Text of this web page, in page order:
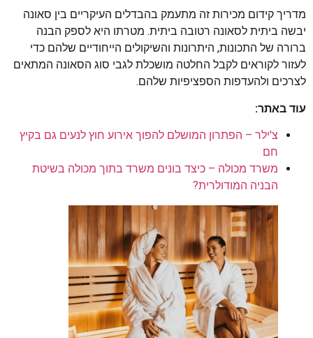
מדריך קידום מכירות זה מתעמק בהבדלים העיקריים בין סאונה
יבשה ביתית לסאונה רטובה ביתית. מטרתו היא לספק הבנה
ברורה של התכונות, היתרונות והשיקולים הייחודיים שלהם כדי
לעזור לקוראים לקבל החלטה מושכלת לגבי סוג הסאונה המתאים
לצרכים ולהעדפות הספציפיות שלהם.
עוד באתר:
צ'ילר – הפתרון המושלם להפוך אירוע חוץ לנעים גם בקיץ
חם
משרד מכולה – כיצד בונים משרד בתוך מכולה בשיטת
הבניה המודולרית?